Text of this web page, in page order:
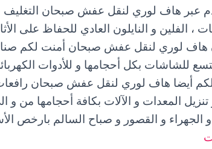
عبر هاف لوري لنقل عفش صبحان التغليف
، الفلين و النايلون العادي للحفاظ على
هاف لوري لنقل عفش صبحان أمنت لكم
للشاشات بكل أحجامها و للأدوات
أيضا هاف لوري لنقل عفش صبحان
تنزيل المعدات و الآلات بكافة أحجامها من
و الجهراء و القصور و صباح السالم بارخص